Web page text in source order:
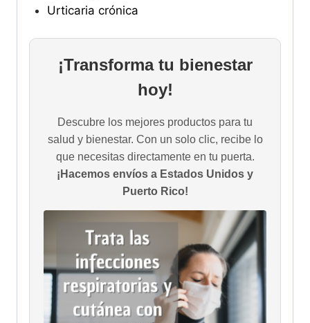
Urticaria crónica
¡Transforma tu bienestar
hoy!
Descubre los mejores productos para tu
salud y bienestar. Con un solo clic, recibe lo
que necesitas directamente en tu puerta.
¡Hacemos envíos a Estados Unidos y
Puerto Rico!